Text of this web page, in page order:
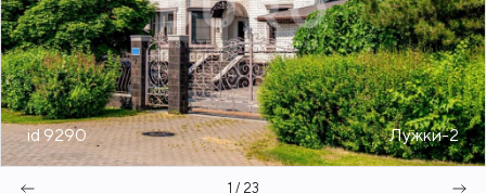
id 9290 Лужки-2
1 / 23